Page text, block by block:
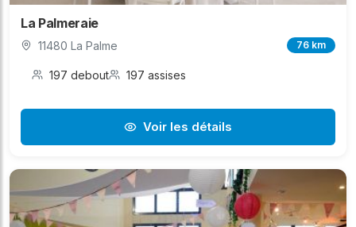
La Palmeraie
11480 La Palme 76 km
197 debout 197 assises
Voir les détails